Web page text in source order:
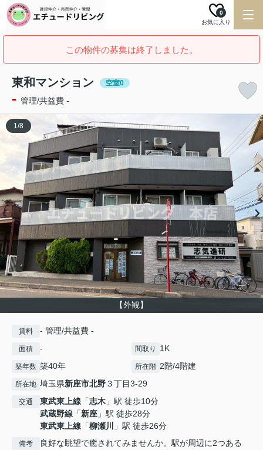
お気に入り
0
この物件の募集は終了しました。
東和マンション 空室0
- 管理/共益費 -
【外観】
1/8
賃料 - 管理/共益費 -
面積 - 間取り 1K
築年数 築40年 所在階 2階/4階建
所在地 埼玉県新座市北野３丁目3-29
交通 東武東上線 「志木 」駅 徒歩10分
武蔵野線 「新座 」駅 徒歩28分
東武東上線 「柳瀬川 」駅 徒歩26分
備考
良好な眺望で癒されてみませんか。駅が周辺に2つある